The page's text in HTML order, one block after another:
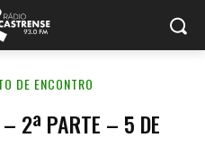
DE ENCONTRO
– 2ª PARTE – 5 DE